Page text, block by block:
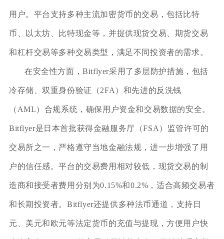
用户。平台支持多种主流加密货币的交易，包括比特
币、以太坊、比特现金等，并提供现货交易、期货交易
和杠杆交易等多种交易类型，满足不同投资者的需求。
在安全性方面，Bitflyer采用了多层防护措施，包括
冷存储、双重身份验证（2FA）和先进的反洗钱
（AML）合规系统，确保用户资金和交易数据的安全。
Bitflyer是日本首批获得金融服务厅（FSA）监管许可的
交易所之一，严格遵守当地金融法规，进一步增强了用
户的信任感。平台的交易费用相对较低，现货交易的制
造商和接受者费用分别为0.15%和0.2%，适合高频交易者
和长期投资者。Bitflyer还提供多种法币通道，支持日
元、美元和欧元等法定货币的充值与提现，方便用户快